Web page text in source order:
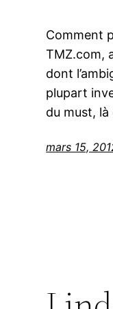
Comment
TMZ.com,
dont
plupart
du must,
mars 15,